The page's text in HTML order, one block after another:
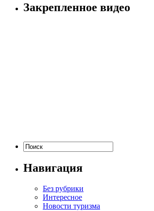
Закрепленное видео
Навигация
Без рубрики
Интересное
Новости туризма